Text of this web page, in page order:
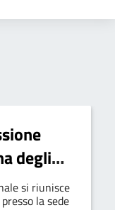
degli
22 e
si riunisce
la sede